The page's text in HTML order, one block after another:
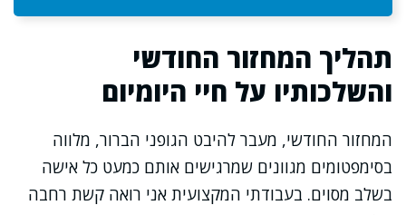
תהליך המחזור החודשי
והשלכותיו על חיי היומיום
המחזור החודשי, מעבר להיבט הגופני הברור, מלווה
בסימפטומים מגוונים שמרגישים אותם כמעט כל אישה
בשלב מסוים. בעבודתי המקצועית אני רואה קשת רחבה